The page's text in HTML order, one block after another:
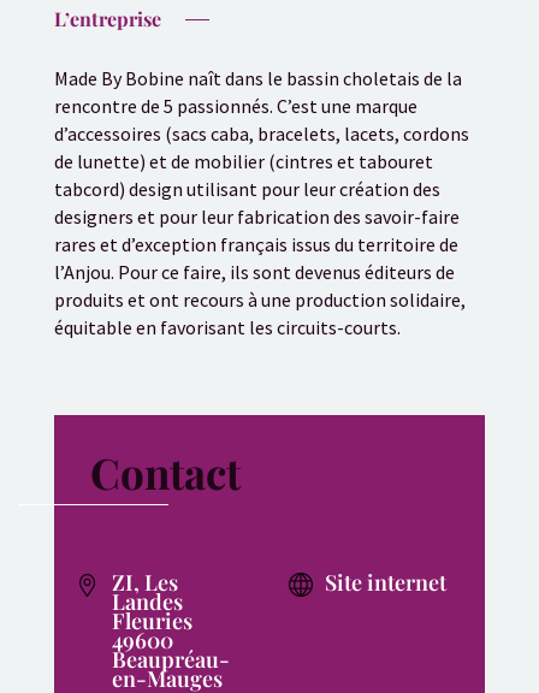
L’entreprise
Made By Bobine naît dans le bassin choletais de la
rencontre de 5 passionnés. C’est une marque
d’accessoires (sacs caba, bracelets, lacets, cordons
de lunette) et de mobilier (cintres et tabouret
tabcord) design utilisant pour leur création des
designers et pour leur fabrication des savoir-faire
rares et d’exception français issus du territoire de
l’Anjou. Pour ce faire, ils sont devenus éditeurs de
produits et ont recours à une production solidaire,
équitable en favorisant les circuits-courts.
Contact
ZI, Les
Landes
Fleuries
49600
Beaupréau-
en-Mauges
Site internet